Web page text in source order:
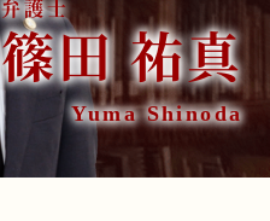
篠田 祐真
Yuma Shinoda